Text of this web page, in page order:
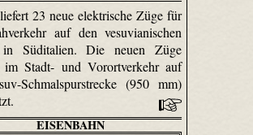
23 neue elektrische Züge für
auf den vesuvianischen
Süditalien. Die neuen Züge
im Stadt- und Vorortverkehr auf
Schmalspurstrecke (950 mm)
EISENBAHN